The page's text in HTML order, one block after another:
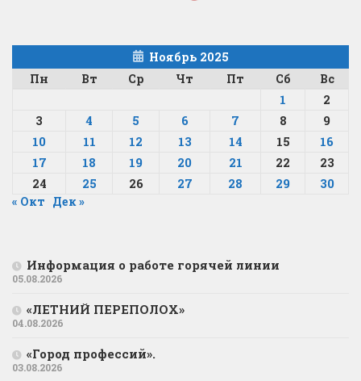
Ноябрь 2025
Пн
Вт Ср Чт Пт Сб Вс
1
2
3
4 5 6 7 8
9
10
11 12 13 14 15
16
17
18 19 20 21 22
23
24
25 26 27 28 29 30
« Окт Дек »
Информация о работе горячей линии
05.08.2026
«ЛЕТНИЙ ПЕРЕПОЛОХ»
04.08.2026
«Город профессий».
03.08.2026